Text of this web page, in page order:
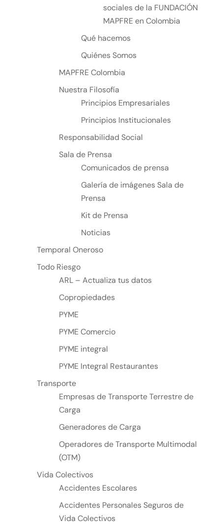
sociales de la FUNDACIÓN
MAPFRE en Colombia
Qué hacemos
Quiénes Somos
MAPFRE Colombia
Nuestra Filosofía
Principios Empresariales
Principios Institucionales
Responsabilidad Social
Sala de Prensa
Comunicados de prensa
Galería de imágenes Sala de
Prensa
Kit de Prensa
Noticias
Temporal Oneroso
Todo Riesgo
ARL – Actualiza tus datos
Copropiedades
PYME
PYME Comercio
PYME integral
PYME Integral Restaurantes
Transporte
Empresas de Transporte Terrestre de
Carga
Generadores de Carga
Operadores de Transporte Multimodal
(OTM)
Vida Colectivos
Accidentes Escolares
Accidentes Personales Seguros de
Vida Colectivos